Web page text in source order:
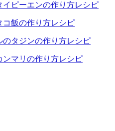
イピーエンの作り方レシピ
コ飯の作り方レシピ
のタジンの作り方レシピ
ンマリの作り方レシピ